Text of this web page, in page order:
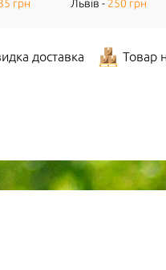
грн
Львів - 250 грн
доставка Товар